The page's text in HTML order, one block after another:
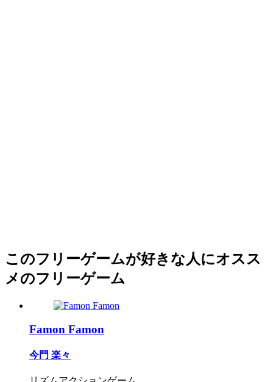
このフリーゲームが好きな人にオスス
メのフリーゲーム
Famon Famon
今門 楽々